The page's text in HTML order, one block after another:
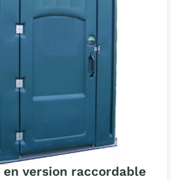
en version raccordable